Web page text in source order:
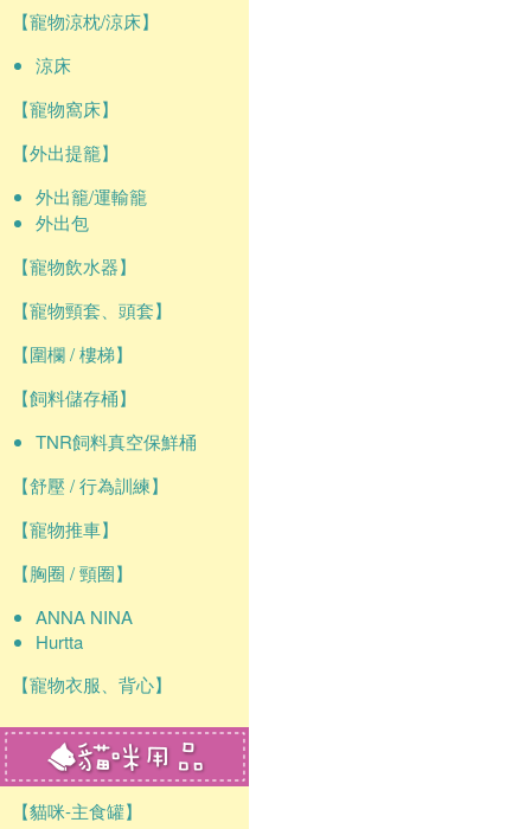
【寵物涼枕/涼床】
涼床
【寵物窩床】
【外出提籠】
外出籠/運輸籠
外出包
【寵物飲水器】
【寵物頸套、頭套】
【圍欄 / 樓梯】
【飼料儲存桶】
TNR飼料真空保鮮桶
【舒壓 / 行為訓練】
【寵物推車】
【胸圈 / 頸圈】
ANNA NINA
Hurtta
【寵物衣服、背心】
【貓咪-主食罐】